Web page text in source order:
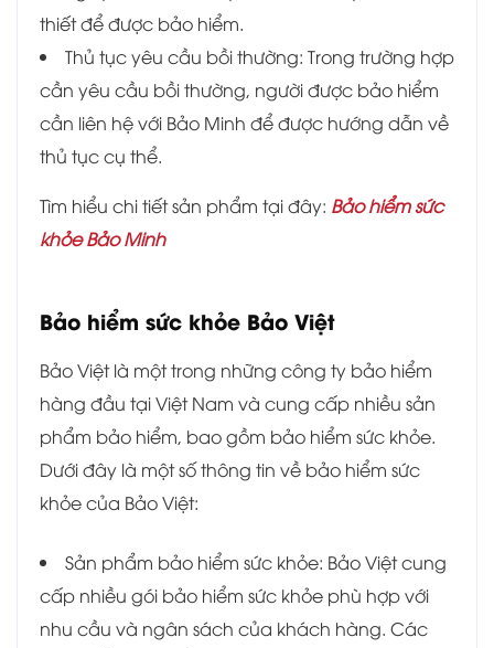
thiết để được bảo hiểm.
Thủ tục yêu cầu bồi thường: Trong trường hợp
cần yêu cầu bồi thường, người được bảo hiểm
cần liên hệ với Bảo Minh để được hướng dẫn về
thủ tục cụ thể.
Tìm hiểu chi tiết sản phẩm tại đây: Bảo hiểm sức
khỏe Bảo Minh
Bảo hiểm sức khỏe Bảo Việt
Bảo Việt là một trong những công ty bảo hiểm
hàng đầu tại Việt Nam và cung cấp nhiều sản
phẩm bảo hiểm, bao gồm bảo hiểm sức khỏe.
Dưới đây là một số thông tin về bảo hiểm sức
khỏe của Bảo Việt:
Sản phẩm bảo hiểm sức khỏe: Bảo Việt cung
cấp nhiều gói bảo hiểm sức khỏe phù hợp với
nhu cầu và ngân sách của khách hàng. Các